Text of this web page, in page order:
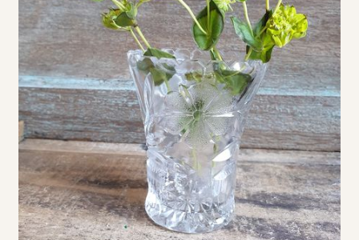
Vintage boeken en strips
Kerst